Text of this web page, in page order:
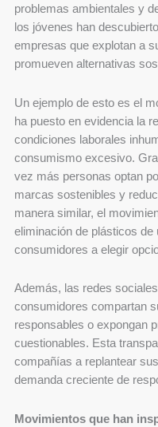
problemas ambientales y
los jóvenes han
empresas que explotan a
promueven alternativas
Un ejemplo de esto es el
ha puesto en evidencia la
condiciones laborales
consumismo excesivo.
vez más personas optan
marcas sostenibles y
manera similar, el
eliminación de plásticos de
consumidores a elegir
Además, las redes
consumidores compartan
responsables o expongan
cuestionables. Esta
compañías a replantear
demanda creciente de
Movimientos que han